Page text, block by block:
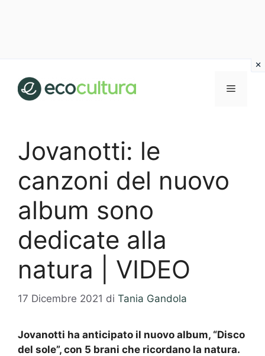
contenuto
MENU
Jovanotti: le
canzoni del nuovo
album sono
dedicate alla
natura | VIDEO
17 Dicembre 2021 di Tania Gandola
Jovanotti ha anticipato il nuovo album, “Disco
del sole”, con 5 brani che ricordano la natura.